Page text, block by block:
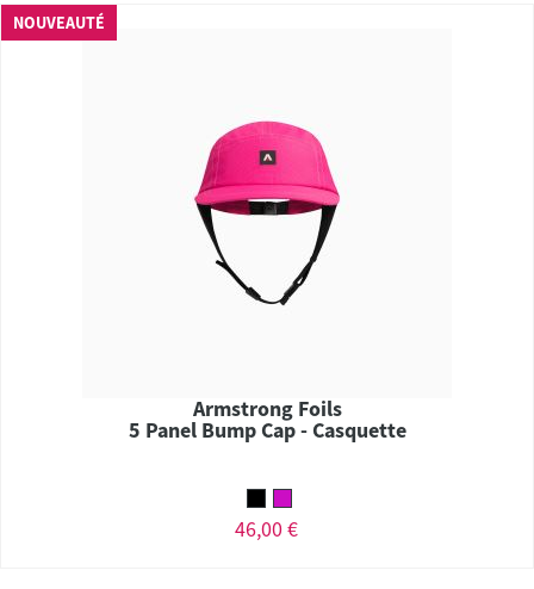
NOUVEAUTÉ
Armstrong Foils
5 Panel Bump Cap - Casquette
46,00 €